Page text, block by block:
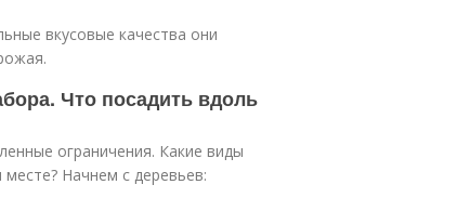
вкусовые качества они
Что посадить вдоль
ограничения. Какие виды
Начнем с деревьев: